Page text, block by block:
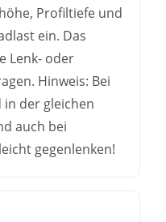
Profiltiefe und
ein. Das
Lenk- oder
Hinweis: Bei
in der gleichen
auch bei
gegenlenken!